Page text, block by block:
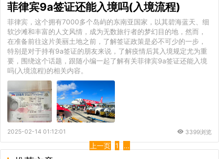
菲律宾9a签证还能入境吗(入境流程)
菲律宾，这个拥有7000多个岛屿的东南亚国家，以其碧海蓝天、细
软沙滩和丰富的人文风情，成为无数旅行者的梦幻目的地，然而，
在准备前往这片美丽土地之前，了解签证政策是必不可少的一步，
特别是对于持有9a签证的朋友来说，了解疫情后其入境规定尤为重
要，围绕这个话题，跟随小编一起了解有关菲律宾9a签证还能入境
吗(入境流程)的相关内容。
2025-02-14 01:12:01 3399浏览
上一页 1 ...